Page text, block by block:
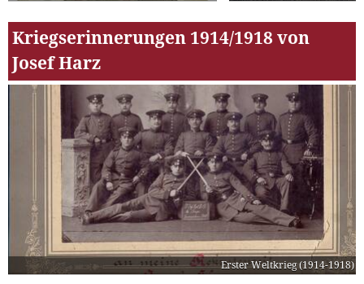
Erster Weltkrieg (1914-1918)
Kriegserinnerungen 1914/1918 von
Josef Harz